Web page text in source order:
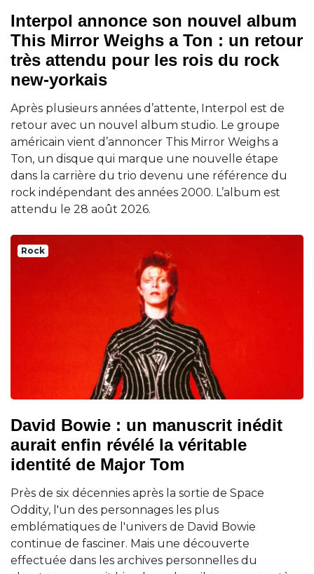
Interpol annonce son nouvel album
This Mirror Weighs a Ton : un retour
très attendu pour les rois du rock
new-yorkais
Après plusieurs années d’attente, Interpol est de
retour avec un nouvel album studio. Le groupe
américain vient d’annoncer This Mirror Weighs a
Ton, un disque qui marque une nouvelle étape
dans la carrière du trio devenu une référence du
rock indépendant des années 2000. L’album est
attendu le 28 août 2026.
Rock
David Bowie : un manuscrit inédit
aurait enfin révélé la véritable
identité de Major Tom
Près de six décennies après la sortie de Space
Oddity, l'un des personnages les plus
emblématiques de l'univers de David Bowie
continue de fasciner. Mais une découverte
effectuée dans les archives personnelles du